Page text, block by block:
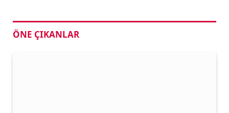
ÖNE ÇIKANLAR